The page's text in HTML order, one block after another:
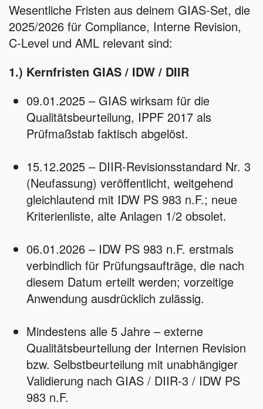
Wesentliche Fristen aus deinem GIAS‑Set, die
2025/2026 für Compliance, Interne Revision,
C‑Level und AML relevant sind:
1.) Kernfristen GIAS / IDW / DIIR
09.01.2025 – GIAS wirksam für die
Qualitätsbeurteilung, IPPF 2017 als
Prüfmaßstab faktisch abgelöst.
15.12.2025 – DIIR‑Revisionsstandard Nr. 3
(Neufassung) veröffentlicht, weitgehend
gleichlautend mit IDW PS 983 n.F.; neue
Kriterienliste, alte Anlagen 1/2 obsolet.
06.01.2026 – IDW PS 983 n.F. erstmals
verbindlich für Prüfungsaufträge, die nach
diesem Datum erteilt werden; vorzeitige
Anwendung ausdrücklich zulässig.
Mindestens alle 5 Jahre – externe
Qualitätsbeurteilung der Internen Revision
bzw. Selbstbeurteilung mit unabhängiger
Validierung nach GIAS / DIIR‑3 / IDW PS
983 n.F.